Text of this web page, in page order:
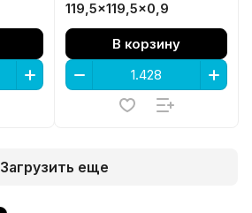
119,5x119,5x0,9
В корзину
Загрузить еще